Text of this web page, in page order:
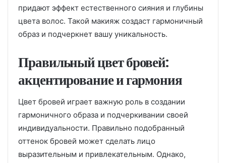
придают эффект естественного сияния и глубины
цвета волос. Такой макияж создаст гармоничный
образ и подчеркнет вашу уникальность.
Правильный цвет бровей:
акцентирование и гармония
Цвет бровей играет важную роль в создании
гармоничного образа и подчеркивании своей
индивидуальности. Правильно подобранный
оттенок бровей может сделать лицо
выразительным и привлекательным. Однако,